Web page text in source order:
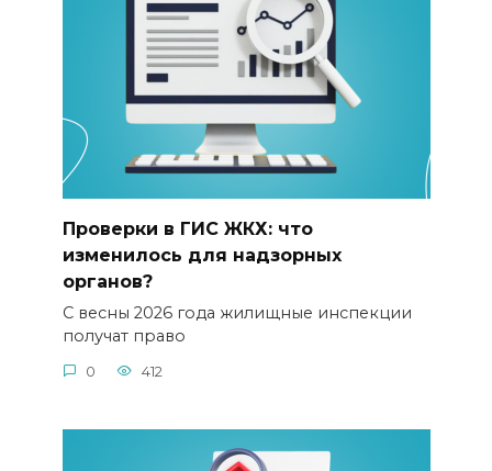
Проверки в ГИС ЖКХ: что
изменилось для надзорных
органов?
С весны 2026 года жилищные инспекции
получат право
0 412